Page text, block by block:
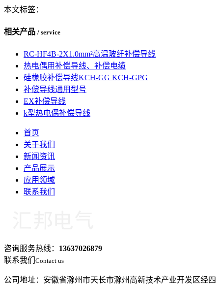
本文标签：
相关产品 / service
RC-HF4B-2X1.0mm²高温玻纤补偿导线
热电偶用补偿导线、补偿电缆
硅橡胶补偿导线KCH-GG KCH-GPG
补偿导线通用型号
EX补偿导线
k型热电偶补偿导线
首页
关于我们
新闻资讯
产品展示
应用领域
联系我们
咨询服务热线： 13637026879
联系我们 Contact us
公司地址：安徽省滁州市天长市滁州高新技术产业开发区经四